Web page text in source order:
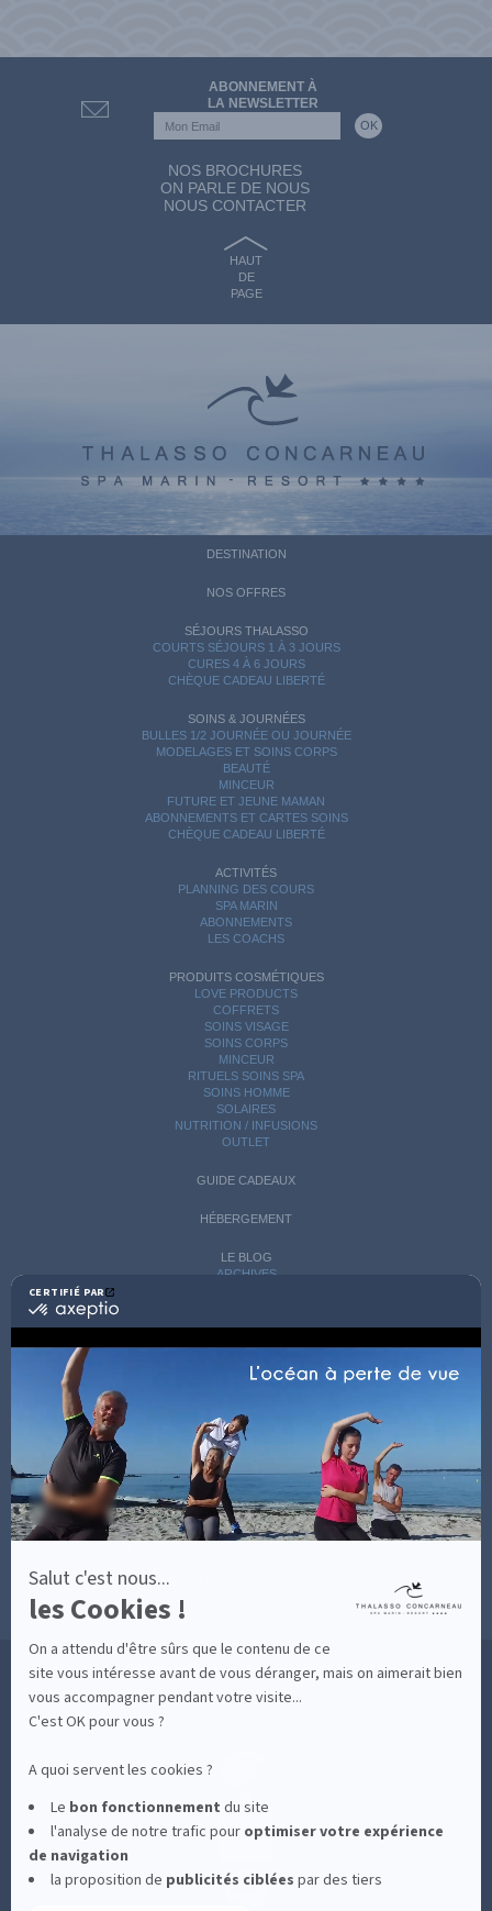
CERTIFIÉ PAR
certifié
savoir
plus
sur
Axeptio
Salut c'est nous...
les Cookies !
On a attendu d'être sûrs que le contenu de ce
site vous intéresse avant de vous déranger, mais on aimerait bien
vous accompagner pendant votre visite...
C'est OK pour vous ?
A quoi servent les cookies ?
Le bon fonctionnement du site
l'analyse de notre trafic pour optimiservotre expérience
de navigation
la proposition de publicités ciblées par des tiers
ABONNEMENT À
LA NEWSLETTER
NOS BROCHURES
ON PARLE DE NOUS
NOUS CONTACTER
HAUT
DE
PAGE
DESTINATION
NOS OFFRES
SÉJOURS THALASSO
COURTS SÉJOURS 1 À 3 JOURS
CURES 4 À 6 JOURS
CHÈQUE CADEAU LIBERTÉ
SOINS & JOURNÉES
BULLES 1/2 JOURNÉE OU JOURNÉE
MODELAGES ET SOINS CORPS
BEAUTÉ
MINCEUR
FUTURE ET JEUNE MAMAN
ABONNEMENTS ET CARTES SOINS
CHÈQUE CADEAU LIBERTÉ
ACTIVITÉS
PLANNING DES COURS
SPA MARIN
ABONNEMENTS
LES COACHS
PRODUITS COSMÉTIQUES
LOVE PRODUCTS
COFFRETS
SOINS VISAGE
SOINS CORPS
MINCEUR
RITUELS SOINS SPA
SOINS HOMME
SOLAIRES
NUTRITION / INFUSIONS
OUTLET
GUIDE CADEAUX
HÉBERGEMENT
LE BLOG
ARCHIVES
LES COACHS
SOINS AVEC HÉBERGEMENT
BONNES RAISONS DE VENIR
MON COMPTE
MON PANIER
ACCÈS
CONTACT
MESURES D'HYGIÈNE
POLITIQUE DE CONFIDENTIALITÉ
MENTIONS LÉGALES
36 RUE DES SABLES BLANCS - 29900 CONCARNEAU - 02 98 75 05 40
CLIQUEZ-ICI POUR MODIFIER VOS PRÉFÉRENCES EN MATIÈRE DE COOKIES